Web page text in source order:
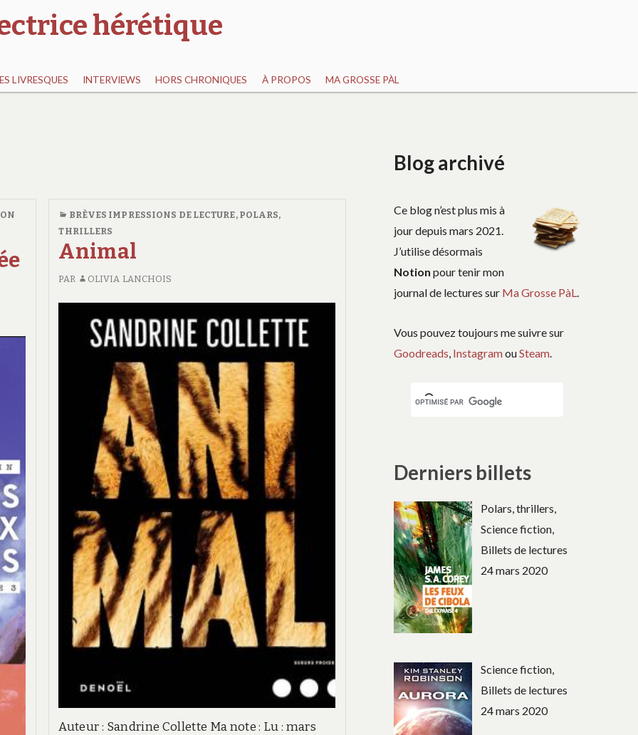
hérétique
LIVRESQUES INTERVIEWS HORS CHRONIQUES À PROPOS MA GROSSE PÀL
BRÈVES IMPRESSIONS DE LECTURE, POLARS,
THRILLERS
Animal
PAR OLIVIA LANCHOIS
Auteur : Sandrine Collette Ma note : Lu : mars
Blog archivé
Ce blog n’est plus mis à
jour depuis mars 2021.
J’utilise désormais
Notion pour tenir mon
journal de lectures sur Ma Grosse PàL.
Vous pouvez toujours me suivre sur
Goodreads, InstagramouSteam.
Derniers billets
Polars, thrillers,
Science fiction,
Billets de lectures
24 mars 2020
Science fiction,
Billets de lectures
24 mars 2020